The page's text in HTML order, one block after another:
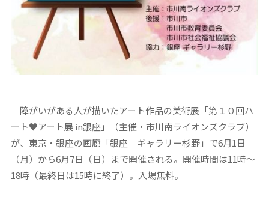
障がいがある人が描いたアート作品の美術展「第１０回ハ
ート♥アート展 in銀座」（主催・市川南ライオンズクラブ）
が、東京・銀座の画廊「銀座 ギャラリー杉野」で6月1日
（月）から6月7日（日）まで開催される。開催時間は11時～
18時（最終日は15時に終了）。入場無料。